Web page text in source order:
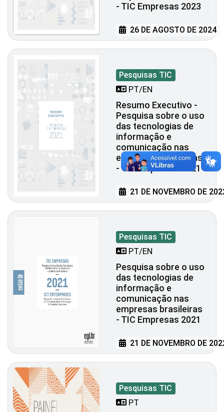
- TIC Empresas 2023
26 DE AGOSTO DE 2024
Pesquisas TIC
PT/EN
Resumo Executivo -
Pesquisa sobre o uso
das tecnologias de
informação e
comunicação nas
empresas brasileiras
- TIC Empresas 2021
21 DE NOVEMBRO DE
Pesquisas TIC
PT/EN
Pesquisa sobre o uso
das tecnologias de
informação e
comunicação nas
empresas brasileiras
- TIC Empresas 2021
21 DE NOVEMBRO DE
Pesquisas TIC
PT